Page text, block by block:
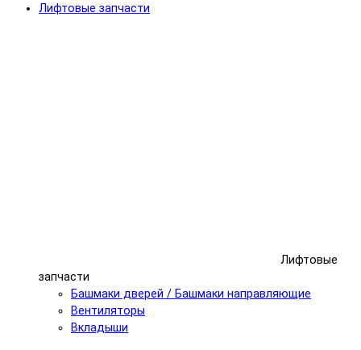
Лифтовые запчасти
Лифтовые
запчасти
Башмаки дверей / Башмаки направляющие
Вентиляторы
Вкладыши